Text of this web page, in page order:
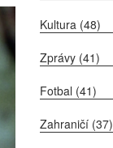
Kultura (48)
Zprávy (41)
Fotbal (41)
Zahraničí (37)